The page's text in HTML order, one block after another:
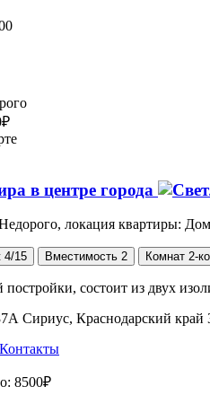
в центре города
локация квартиры:
4/15 Вместимость 2 Комнат 2-
постройки, состоит из двух
Сириус, Краснодарский край
Контакты
8500₽